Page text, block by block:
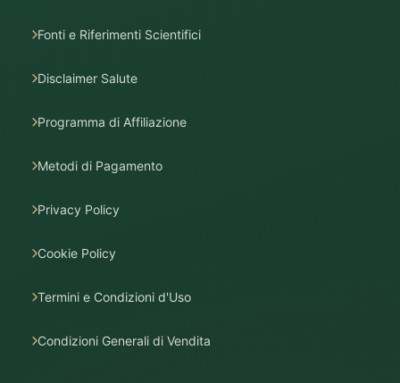
Fonti e Riferimenti Scientifici
Disclaimer Salute
Programma di Affiliazione
Metodi di Pagamento
Privacy Policy
Cookie Policy
Termini e Condizioni d'Uso
Condizioni Generali di Vendita